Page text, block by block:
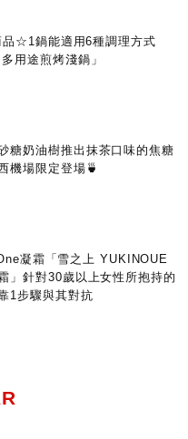
品☆1鍋能適用6種調理方式
用途煎烤淺鍋」
糖奶油樹推出抹茶口味的焦糖
機場限定登場🍵
凝霜「雪之上 YUKINOUE
」針對30歲以上女性所抱持的
1步驟與其對抗